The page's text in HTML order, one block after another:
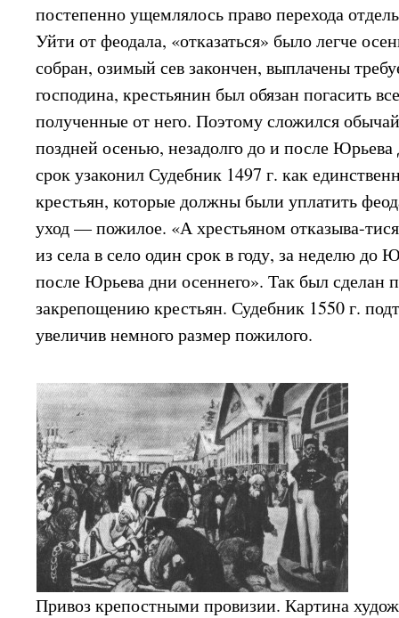
постепенно ущемлялось право перехода
Уйти от феодала, «отказаться» было легче
собран, озимый сев закончен, выплачены
господина, крестьянин был обязан погасить
полученные от него. Поэтому сложился
поздней осенью, незадолго до и после
срок узаконил Судебник 1497 г. как
крестьян, которые должны были уплатить
уход — пожилое. «А хрестьяном отказыва-
из села в село один срок в году, за неделю до
после Юрьева дни осеннего». Так был сделан
закрепощению крестьян. Судебник 1550 г.
увеличив немного размер пожилого.
Привоз крепостными провизии. Картина